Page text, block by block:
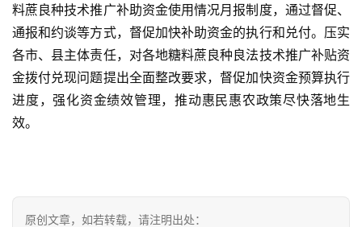
云
糖
网
公
众
号
报
料蔗良种技术推广补助资金使用情况月报制度，通过督促、
通报和约谈等方式，督促加快补助资金的执行和兑付。压实
各市、县主体责任，对各地糖料蔗良种良法技术推广补贴资
金拨付兑现问题提出全面整改要求，督促加快资金预算执行
进度，强化资金绩效管理，推动惠民惠农政策尽快落地生
效。
原创文章，如若转载，请注明出处：